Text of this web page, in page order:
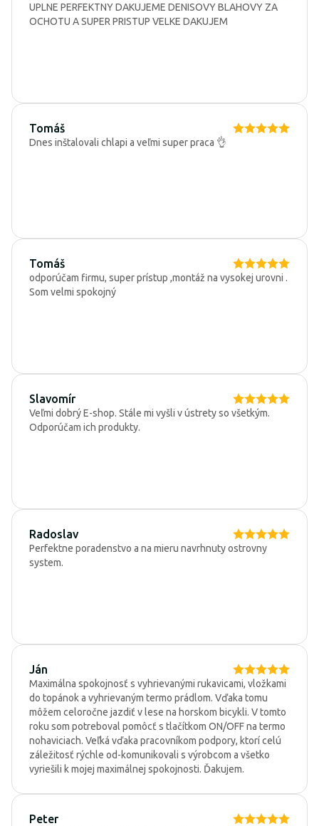
UPLNE PERFEKTNY DAKUJEME DENISOVY BLAHOVY ZA
OCHOTU A SUPER PRISTUP VELKE DAKUJEM
Tomáš
Dnes inštalovali chlapi a veľmi super praca 👌
Tomáš
odporúčam firmu, super prístup ,montáž na vysokej urovni .
Som velmi spokojný
Slavomír
Veľmi dobrý E-shop. Stále mi vyšli v ústrety so všetkým.
Odporúčam ich produkty.
Radoslav
Perfektne poradenstvo a na mieru navrhnuty ostrovny
system.
Ján
Maximálna spokojnosť s vyhrievanými rukavicami, vložkami
do topánok a vyhrievaným termo prádlom. Vďaka tomu
môžem celoročne jazdiť v lese na horskom bicykli. V tomto
roku som potreboval pomôcť s tlačítkom ON/OFF na termo
nohaviciach. Veľká vďaka pracovníkom podpory, ktorí celú
záležitosť rýchle od-komunikovali s výrobcom a všetko
vyriešili k mojej maximálnej spokojnosti. Ďakujem.
Peter